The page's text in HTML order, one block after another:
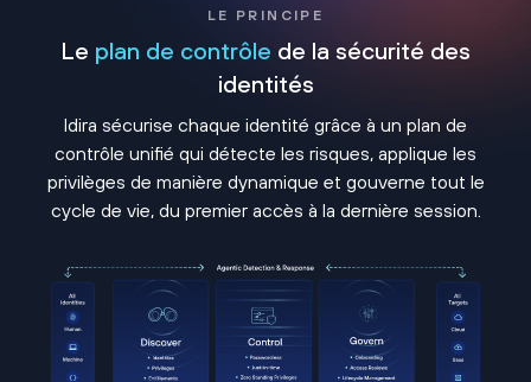
LE PRINCIPE
Le plan de contrôle de la sécurité des
identités
Idira sécurise chaque identité grâce à un plan de
contrôle unifié qui détecte les risques, applique les
privilèges de manière dynamique et gouverne tout le
cycle de vie, du premier accès à la dernière session.